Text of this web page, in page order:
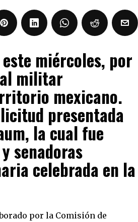
miércoles, por
militar
mexicano.
presentada
la cual fue
senadoras
celebrada en la
por la Comisión de